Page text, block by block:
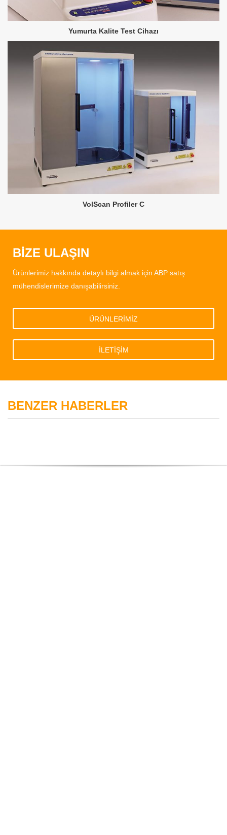
Yumurta Kalite Test Cihazı
VolScan Profiler C
BİZE ULAŞIN
Ürünlerimiz hakkında detaylı bilgi almak için ABP satış
mühendislerimize danışabilirsiniz.
ÜRÜNLERİMİZ
İLETİŞİM
BENZER HABERLER